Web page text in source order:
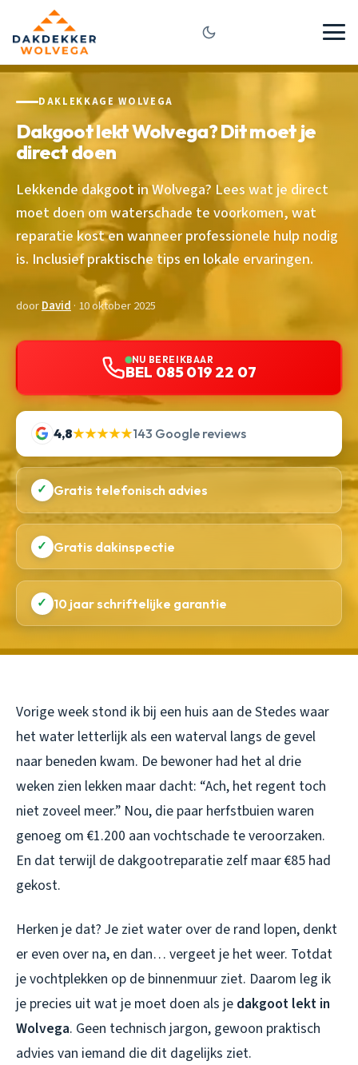
DAKLEKKAGE WOLVEGA
Dakgoot lekt Wolvega? Dit moet je
direct doen
Lekkende dakgoot in Wolvega? Lees wat je direct
moet doen om waterschade te voorkomen, wat
reparatie kost en wanneer professionele hulp nodig
is. Inclusief praktische tips en lokale ervaringen.
doorDavid · 10 oktober 2025
NU BEREIKBAAR
BEL 085 019 22 07
4,8★★★★★143 Google reviews
✓ Gratis telefonisch advies
✓ Gratis dakinspectie
✓ 10 jaar schriftelijke garantie
Vorige week stond ik bij een huis aan de Stedes waar
het water letterlijk als een waterval langs de gevel
naar beneden kwam. De bewoner had het al drie
weken zien lekken maar dacht: “Ach, het regent toch
niet zoveel meer.” Nou, die paar herfstbuien waren
genoeg om €1.200 aan vochtschade te veroorzaken.
En dat terwijl de dakgootreparatie zelf maar €85 had
gekost.
Herken je dat? Je ziet water over de rand lopen, denkt
er even over na, en dan… vergeet je het weer. Totdat
je vochtplekken op de binnenmuur ziet. Daarom leg ik
je precies uit wat je moet doen als je dakgoot lekt in
Wolvega. Geen technisch jargon, gewoon praktisch
advies van iemand die dit dagelijks ziet.